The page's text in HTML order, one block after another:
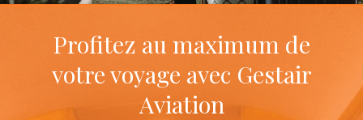
Profitez au maximum de
votre voyage avec Gestair
Aviation